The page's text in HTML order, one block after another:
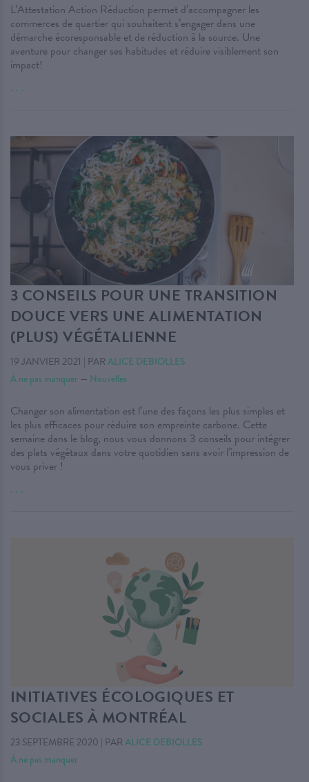
L’Attestation Action Réduction permet d’accompagner les
commerces de quartier qui souhaitent s’engager dans une
démarche écoresponsable et de réduction à la source. Une
aventure pour changer ses habitudes et réduire visiblement son
impact!
. . .
3 CONSEILS POUR UNE TRANSITION
DOUCE VERS UNE ALIMENTATION
(PLUS) VÉGÉTALIENNE
19 JANVIER 2021 | PAR ALICE DEBIOLLES
À ne pas manquer — Nouvelles
Changer son alimentation est l’une des façons les plus simples et
les plus efficaces pour réduire son empreinte carbone. Cette
semaine dans le blog, nous vous donnons 3 conseils pour intégrer
des plats végétaux dans votre quotidien sans avoir l’impression de
vous priver !
. . .
INITIATIVES ÉCOLOGIQUES ET
SOCIALES À MONTRÉAL
23 SEPTEMBRE 2020 | PAR ALICE DEBIOLLES
À ne pas manquer